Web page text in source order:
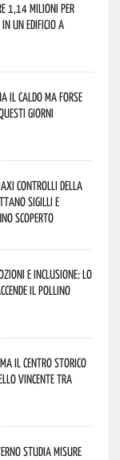
1,14 milioni per
un edificio a
il caldo ma forse
giorni
controlli della
sigilli e
scoperto
e inclusione: lo
il Pollino
il centro storico
vincente tra
studia misure